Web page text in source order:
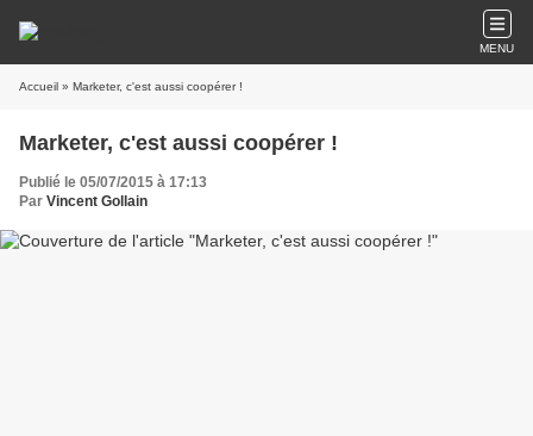
MENU
Accueil » Marketer, c'est aussi coopérer !
Marketer, c'est aussi coopérer !
Publié le 05/07/2015 à 17:13
Par Vincent Gollain